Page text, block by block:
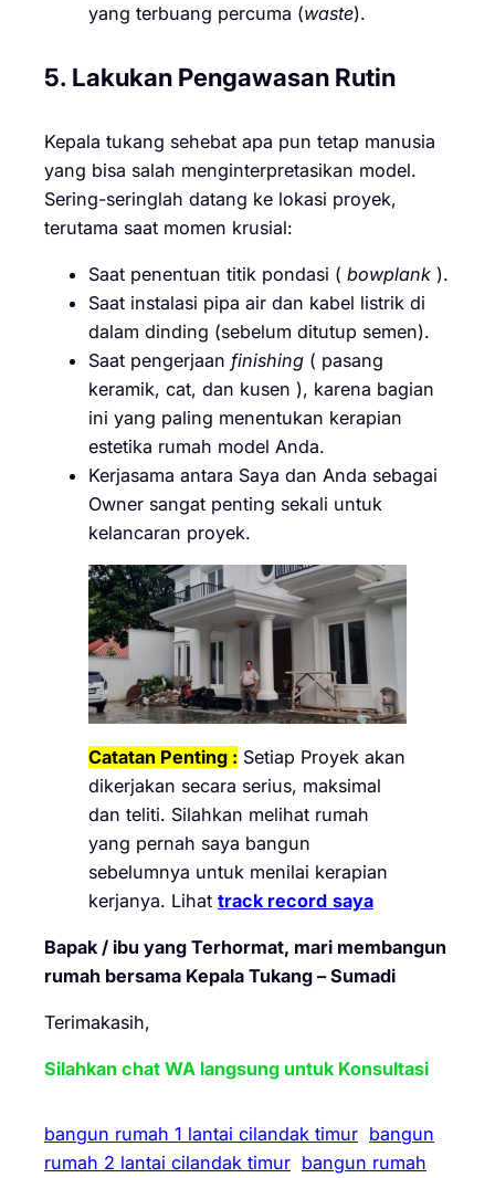
yang terbuang percuma (waste).
5. Lakukan Pengawasan Rutin
Kepala tukang sehebat apa pun tetap manusia
yang bisa salah menginterpretasikan model.
Sering-seringlah datang ke lokasi proyek,
terutama saat momen krusial:
Saat penentuan titik pondasi ( bowplank ).
Saat instalasi pipa air dan kabel listrik di
dalam dinding (sebelum ditutup semen).
Saat pengerjaan finishing ( pasang
keramik, cat, dan kusen ), karena bagian
ini yang paling menentukan kerapian
estetika rumah model Anda.
Kerjasama antara Saya dan Anda sebagai
Owner sangat penting sekali untuk
kelancaran proyek.
Catatan Penting : Setiap Proyek akan
dikerjakan secara serius, maksimal
dan teliti. Silahkan melihat rumah
yang pernah saya bangun
sebelumnya untuk menilai kerapian
kerjanya. Lihat track record saya
Bapak / ibu yang Terhormat, mari membangun
rumah bersama Kepala Tukang – Sumadi
Terimakasih,
Silahkan chat WA langsung untuk Konsultasi
bangun rumah 1 lantai cilandak timur bangun
rumah 2 lantai cilandak timur bangun rumah